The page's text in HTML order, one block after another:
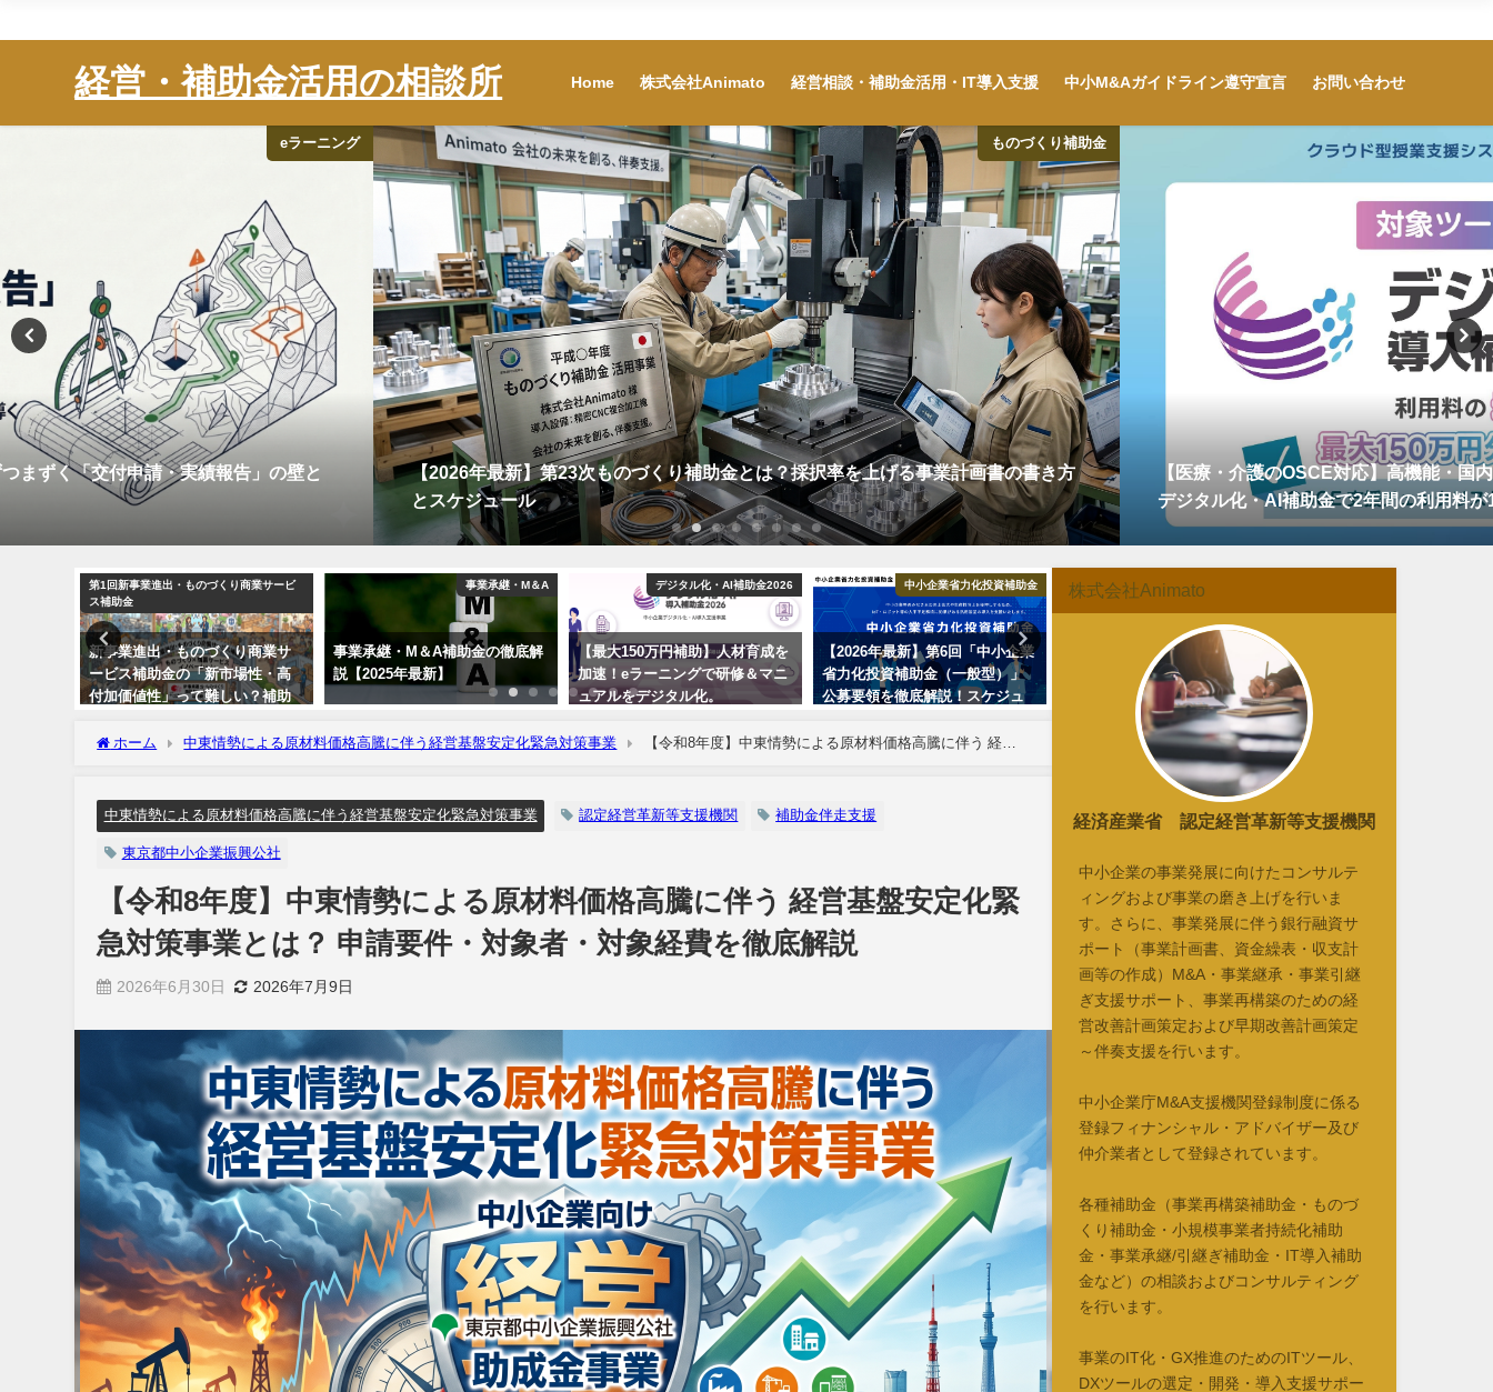
経営・補助金活用の相談所 Home 株式会社Animato 経営相談・補助金活用・IT導入支援 中小M&Aガイドライン遵守宣言 お問い合わせ
eラーニング
まずく「交付申請・実績報告」の壁と
ものづくり補助金
【2026年最新】第23次ものづくり補助金とは？採択率を上げる事業計画書の書き方
とスケジュール
【医療・介護のOSCE対応】高機能・国
デジタル化・AI補助金で2年間の利用料が
第1回新事業進出・ものづくり商業サービ
ス補助金
新事業進出・ものづくり商業サ
ービス補助金の「新市場性・高
付加価値性」って難しい？補助
事業承継・M＆A
事業承継・M＆A補助金の徹底解
説【2025年最新】
デジタル化・AI補助金2026
【最大150万円補助】人材育成を
加速！eラーニングで研修＆マニ
ュアルをデジタル化。
中小企業省力化投資補助金
【2026年最新】第6回「中小企業
省力化投資補助金（一般型）」
公募要領を徹底解説！スケジュ
新事業進出・ものづくり補助金
【令和8年度（2026年）開始】
「新事業進出・ものづくり補助
金」とは？対象事業や複雑な申
請要件、採択のポイントまで徹
請・実績報告」の壁と実践
策
ホーム
中東情勢による原材料価格高騰に伴う経営基盤安定化緊急対策事業
【令和8年度】中東情勢による原材料価格高騰に伴う 経営
中東情勢による原材料価格高騰に伴う経営基盤安定化緊急対策事業 認定経営革新等支援機関 補助金伴走支援
東京都中小企業振興公社
【令和8年度】中東情勢による原材料価格高騰に伴う 経営基盤安定化緊
急対策事業とは？ 申請要件・対象者・対象経費を徹底解説
2026年6月30日 2026年7月9日
株式会社Animato
経済産業省 認定経営革新等支援機関
中小企業の事業発展に向けたコンサルテ
ィングおよび事業の磨き上げを行いま
す。さらに、事業発展に伴う銀行融資サ
ポート（事業計画書、資金繰表・収支計
画等の作成）M&A・事業継承・事業引継
ぎ支援サポート、事業再構築のための経
営改善計画策定および早期改善計画策定
～伴奏支援を行います。
中小企業庁M&A支援機関登録制度に係る
登録フィナンシャル・アドバイザー及び
仲介業者として登録されています。
各種補助金（事業再構築補助金・ものづ
くり補助金・小規模事業者持続化補助
金・事業承継/引継ぎ補助金・IT導入補助
金など）の相談およびコンサルティング
を行います。
事業のIT化・GX推進のためのITツール、
DXツールの選定・開発・導入支援サポー